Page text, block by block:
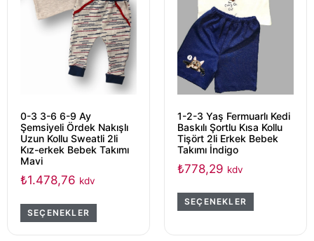
0-3 3-6 6-9 Ay
Şemsiyeli Ördek Nakışlı
Uzun Kollu Sweatli 2li
Kız-erkek Bebek Takımı
Mavi
₺1.478,76 kdv
SEÇENEKLER
1-2-3 Yaş Fermuarlı Kedi
Baskılı Şortlu Kısa Kollu
Tişört 2li Erkek Bebek
Takımı İndigo
₺778,29 kdv
SEÇENEKLER